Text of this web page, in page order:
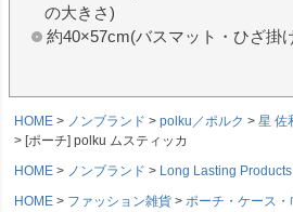
の大きさ)
約40×57cm(バスマット・ひざ掛
HOME ノンブランド polku／ポルク
星 佐
[ポーチ] polku ムスティッカ
HOME
ノンブランド Long Lasting Products
HOME
ファッション雑貨 ポーチ・ケース・